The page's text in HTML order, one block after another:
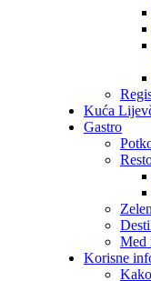
Kuća
Gastro
Med
Korisne